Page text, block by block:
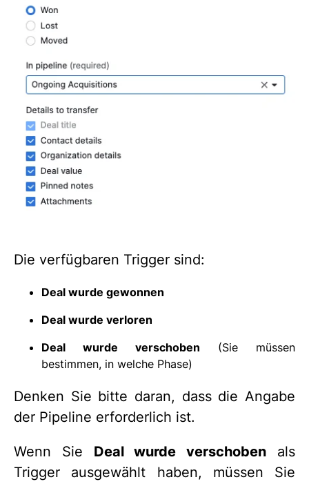
Die verfügbaren Trigger sind:
Deal wurde gewonnen
Deal wurde verloren
Deal wurde verschoben (Sie müssen
bestimmen, in welche Phase)
Denken Sie bitte daran, dass die Angabe
der Pipeline erforderlich ist.
Wenn Sie Deal wurde verschoben als
Trigger ausgewählt haben, müssen Sie